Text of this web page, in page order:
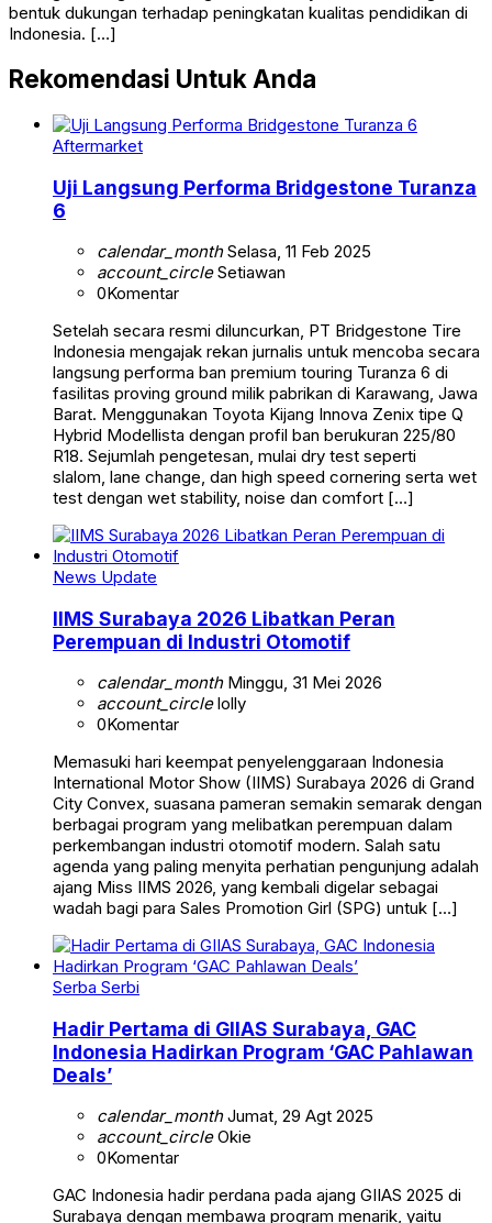
bentuk dukungan terhadap peningkatan kualitas pendidikan di
Indonesia. […]
Rekomendasi Untuk Anda
Aftermarket
Uji Langsung Performa Bridgestone Turanza
6
calendar_monthSelasa, 11 Feb 2025
account_circleSetiawan
0Komentar
Setelah secara resmi diluncurkan, PT Bridgestone Tire
Indonesia mengajak rekan jurnalis untuk mencoba secara
langsung performa ban premium touring Turanza 6 di
fasilitas proving ground milik pabrikan di Karawang, Jawa
Barat. Menggunakan Toyota Kijang Innova Zenix tipe Q
Hybrid Modellista dengan profil ban berukuran 225/80
R18. Sejumlah pengetesan, mulai dry test seperti
slalom, lane change, dan high speed cornering serta wet
test dengan wet stability, noise dan comfort […]
News Update
IIMS Surabaya 2026 Libatkan Peran
Perempuan di Industri Otomotif
calendar_monthMinggu, 31 Mei 2026
account_circlelolly
0Komentar
Memasuki hari keempat penyelenggaraan Indonesia
International Motor Show (IIMS) Surabaya 2026 di Grand
City Convex, suasana pameran semakin semarak dengan
berbagai program yang melibatkan perempuan dalam
perkembangan industri otomotif modern. Salah satu
agenda yang paling menyita perhatian pengunjung adalah
ajang Miss IIMS 2026, yang kembali digelar sebagai
wadah bagi para Sales Promotion Girl (SPG) untuk […]
Serba Serbi
Hadir Pertama di GIIAS Surabaya, GAC
Indonesia Hadirkan Program ‘GAC Pahlawan
Deals’
calendar_monthJumat, 29 Agt 2025
account_circleOkie
0Komentar
GAC Indonesia hadir perdana pada ajang GIIAS 2025 di
Surabaya dengan membawa program menarik, yaitu